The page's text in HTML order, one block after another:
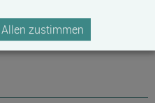
Allen zustimmen